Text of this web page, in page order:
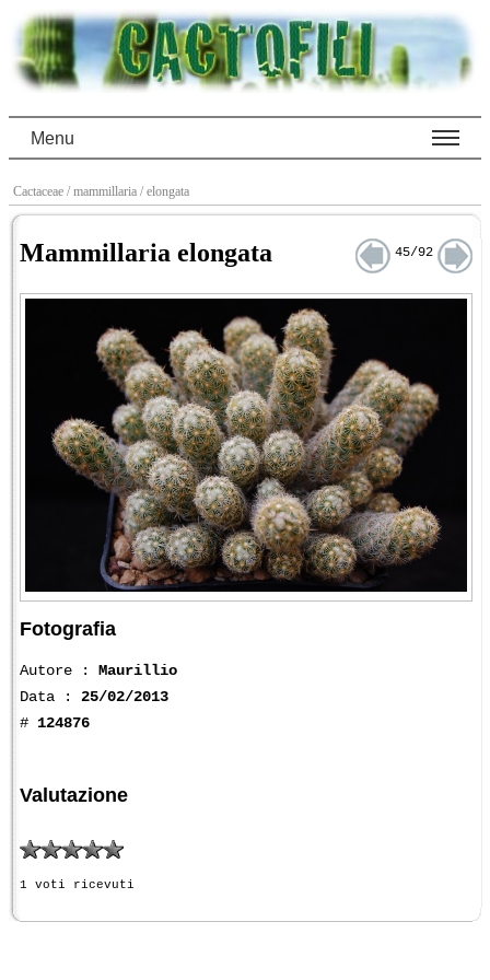
Menu
Cactaceae / mammillaria / elongata
Mammillaria elongata 45/92
Fotografia
Autore : Maurillio
Data : 25/02/2013
# 124876
Valutazione
1 voti ricevuti